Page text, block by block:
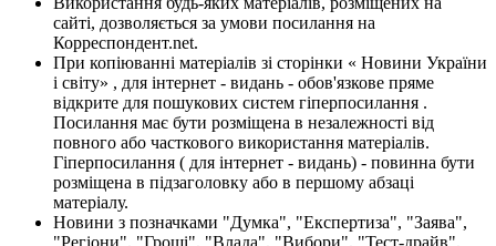
сайті, дозволяється за умови посилання на
Корреспондент.net.
При копіюванні матеріалів зі сторінки « Новини України
і світу» , для інтернет - видань - обов'язкове пряме
відкрите для пошукових систем гіперпосилання .
Посилання має бути розміщена в незалежності від
повного або часткового використання матеріалів.
Гіперпосилання ( для інтернет - видань) - повинна бути
розміщена в підзаголовку або в першому абзаці
матеріалу.
Новини з позначками "Думка", "Експертиза", "Заява",
"Регіони", "Гроші", "Влада", "Вибори", "Тест-драйв",